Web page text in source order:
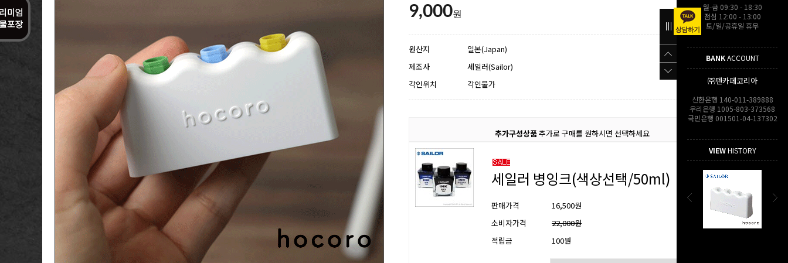
월-금 09:30 - 18:30
점심 12:00 - 13:00
토/일/공휴일 휴무
BANKACCOUNT
㈜펜카페코리아
신한은행 140-011-389888
우리은행 1005-803-373568
국민은행 001501-04-137302
VIEWHISTORY
9,000원
원산지
일본(Japan)
제조사
세일러(Sailor)
각인위치
각인불가
추가구성상품추가로 구매를 원하시면 선택하세요
세일러 병잉크(색상선택/50ml)
판매가격
16,500원
소비자가격
22,000원
적립금
100원